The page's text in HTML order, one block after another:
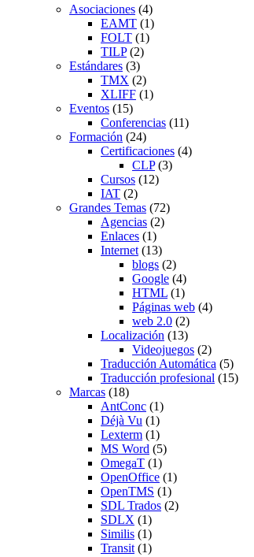
Asociaciones (4)
EAMT (1)
FOLT (1)
TILP(2)
Estándares (3)
TMX (2)
XLIFF (1)
Eventos (15)
Conferencias (11)
Formación (24)
Certificaciones (4)
CLP(3)
Cursos (12)
IAT (2)
Grandes Temas (72)
Agencias (2)
Enlaces (1)
Internet(13)
blogs (2)
Google (4)
HTML (1)
Páginas web (4)
web 2.0 (2)
Localización (13)
Videojuegos (2)
Traducción Automática (5)
Traducción profesional (15)
Marcas (18)
AntConc (1)
Déjà Vu (1)
Lexterm (1)
MS Word (5)
OmegaT (1)
OpenOffice (1)
OpenTMS (1)
SDL Trados (2)
SDLX (1)
Similis (1)
Transit(1)